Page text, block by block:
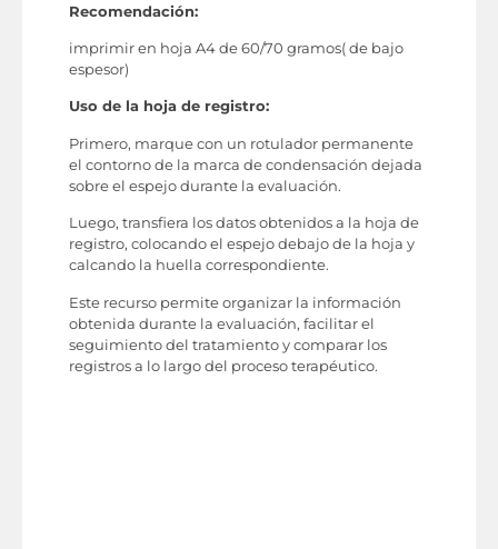
Recomendación:
imprimir en hoja A4 de 60/70 gramos( de bajo
espesor)
Uso de la hoja de registro:
Primero, marque con un rotulador permanente
el contorno de la marca de condensación dejada
sobre el espejo durante la evaluación.
Luego, transfiera los datos obtenidos a la hoja de
registro, colocando el espejo debajo de la hoja y
calcando la huella correspondiente.
Este recurso permite organizar la información
obtenida durante la evaluación, facilitar el
seguimiento del tratamiento y comparar los
registros a lo largo del proceso terapéutico.